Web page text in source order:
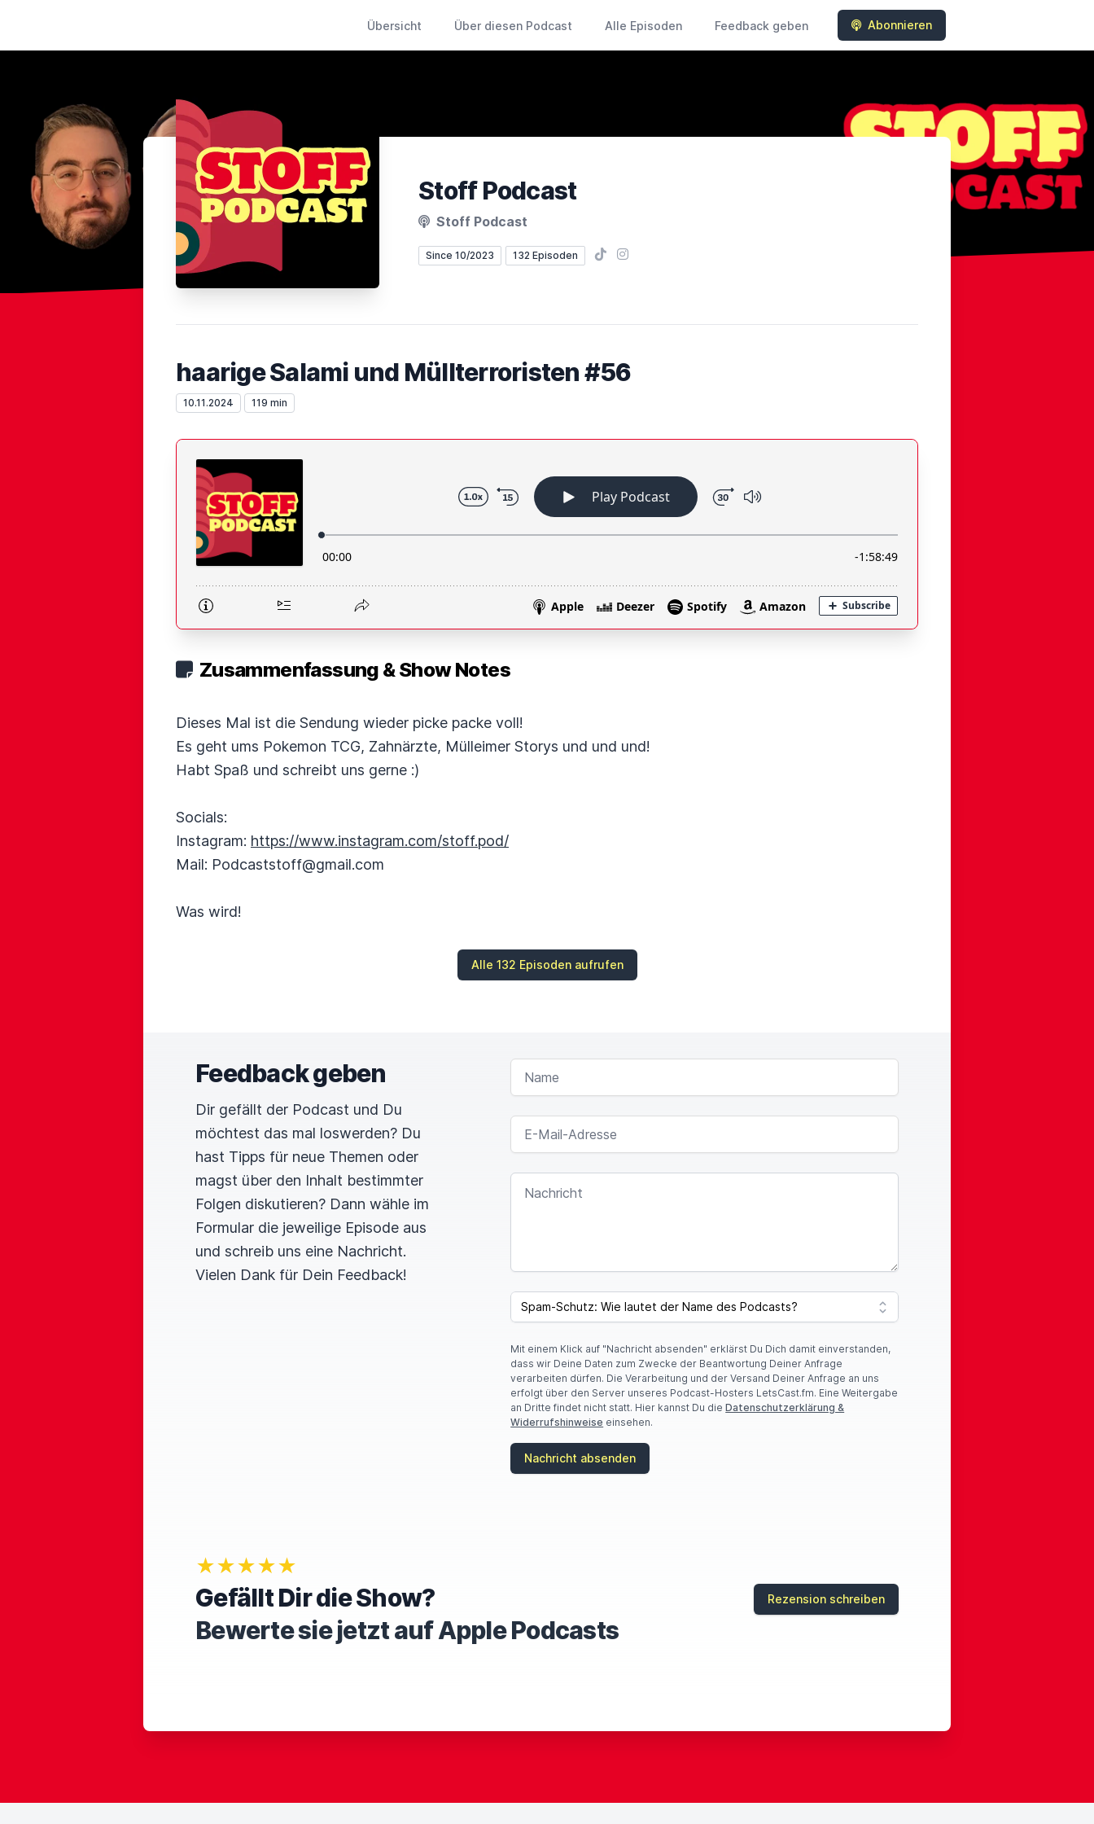
Übersicht Über diesen Podcast Alle Episoden Feedback geben Abonnieren
Stoff Podcast
Stoff Podcast
Since 10/2023 132 Episoden TikTokInstagram
haarige Salami und Müllterroristen #56
10.11.2024 119 min
Zusammenfassung & Show Notes
Dieses Mal ist die Sendung wieder picke packe voll!
Es geht ums Pokemon TCG, Zahnärzte, Mülleimer Storys und und und!
Habt Spaß und schreibt uns gerne :)
Socials:
Instagram: https://www.instagram.com/stoff.pod/
Mail: Podcaststoff@gmail.com
Was wird!
Alle 132 Episoden aufrufen
Feedback geben
Dir gefällt der Podcast und Du
möchtest das mal loswerden? Du
hast Tipps für neue Themen oder
magst über den Inhalt bestimmter
Folgen diskutieren? Dann wähle im
Formular die jeweilige Episode aus
und schreib uns eine Nachricht.
Vielen Dank für Dein Feedback!
NAME
E-MAIL-ADRESSE
NACHRICHT
SPAM CAPTCHA
Mit einem Klick auf "Nachricht absenden" erklärst Du Dich damit einverstanden,
dass wir Deine Daten zum Zwecke der Beantwortung Deiner Anfrage
verarbeiten dürfen. Die Verarbeitung und der Versand Deiner Anfrage an uns
erfolgt über den Server unseres Podcast-Hosters LetsCast.fm. Eine Weitergabe
an Dritte findet nicht statt. Hier kannst Du dieDatenschutzerklärung &
Widerrufshinweise einsehen.
Nachricht absenden
★★★★★
Gefällt Dir die Show?
Bewerte sie jetzt auf Apple Podcasts
Rezension schreiben